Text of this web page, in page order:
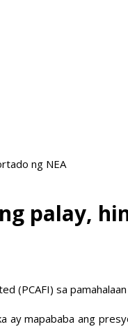
ng NEA
palay,
(PCAFI) sa
ay mapababa ang